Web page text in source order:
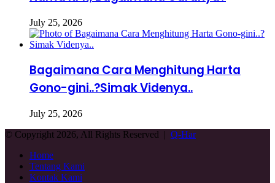
July 25, 2026
Bagaimana Cara Menghitung Harta
Gono-gini..?Simak Videnya..
July 25, 2026
© Copyright 2026, All Rights Reserved | Q-Har
Home
Tentang Kami
Kontak Kami